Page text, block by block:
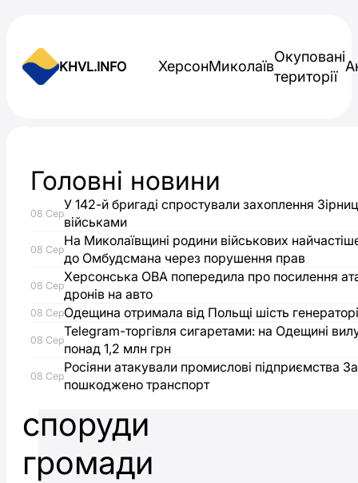
KHVL.INFO ХерсонМиколаїв
Окуповані
території
У
Херсоні
перевірятимуть
укриття
та
захисні
споруди
громади
Головні новини
08 Сер
У 142-й бригаді спростували захоплення
військами
08 Сер
На Миколаївщині родини військових
до Омбудсмана через порушення прав
08 Сер
Херсонська ОВА попередила про посилення
дронів на авто
08 СерОдещина отримала від Польщі шість
08 Сер
Telegram-торгівля сигаретами: на Одещині
понад 1,2 млн грн
08 Сер
Росіяни атакували промислові підприємства
пошкоджено транспорт